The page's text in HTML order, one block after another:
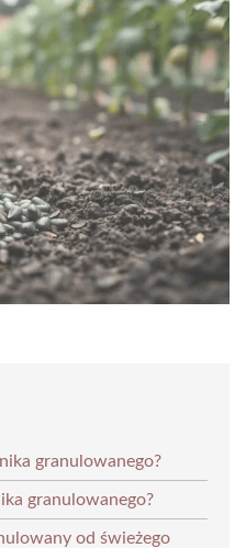
granulowanego?
granulowanego?
od świeżego